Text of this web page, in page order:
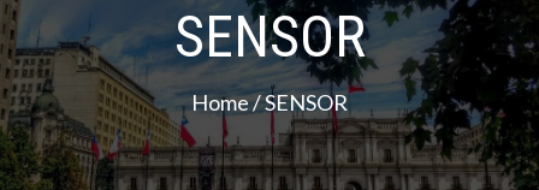
SENSOR
Home/ SENSOR